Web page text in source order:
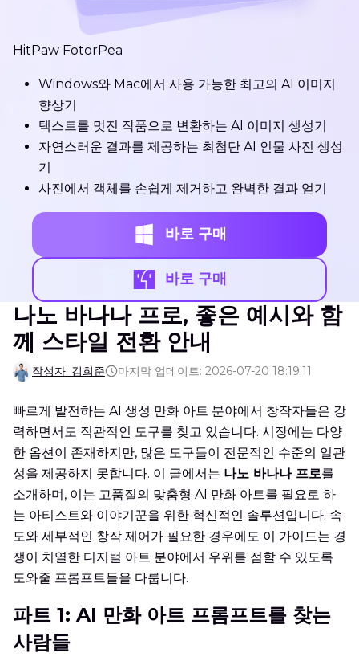
HitPaw FotorPea
Windows와 Mac에서 사용 가능한 최고의 AI 이미지
향상기
텍스트를 멋진 작품으로 변환하는 AI 이미지 생성기
자연스러운 결과를 제공하는 최첨단 AI 인물 사진 생성
기
사진에서 객체를 손쉽게 제거하고 완벽한 결과 얻기
바로 구매
바로 구매
나노 바나나 프로, 좋은 예시와 함
께 스타일 전환 안내
작성자: 김희준 마지막 업데이트: 2026-07-20 18:19:11
빠르게 발전하는 AI 생성 만화 아트 분야에서 창작자들은 강
력하면서도 직관적인 도구를 찾고 있습니다. 시장에는 다양
한 옵션이 존재하지만, 많은 도구들이 전문적인 수준의 일관
성을 제공하지 못합니다. 이 글에서는 나노 바나나 프로를
소개하며, 이는 고품질의 맞춤형 AI 만화 아트를 필요로 하
는 아티스트와 이야기꾼을 위한 혁신적인 솔루션입니다. 속
도와 세부적인 창작 제어가 필요한 경우에도 이 가이드는 경
쟁이 치열한 디지털 아트 분야에서 우위를 점할 수 있도록
도와줄 프롬프트들을 다룹니다.
파트 1: AI 만화 아트 프롬프트를 찾는
사람들